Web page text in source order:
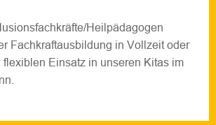
Heilpädagogen
Fachkraftausbildung in Vollzeit oder
flexiblen Einsatz in unseren Kitas im